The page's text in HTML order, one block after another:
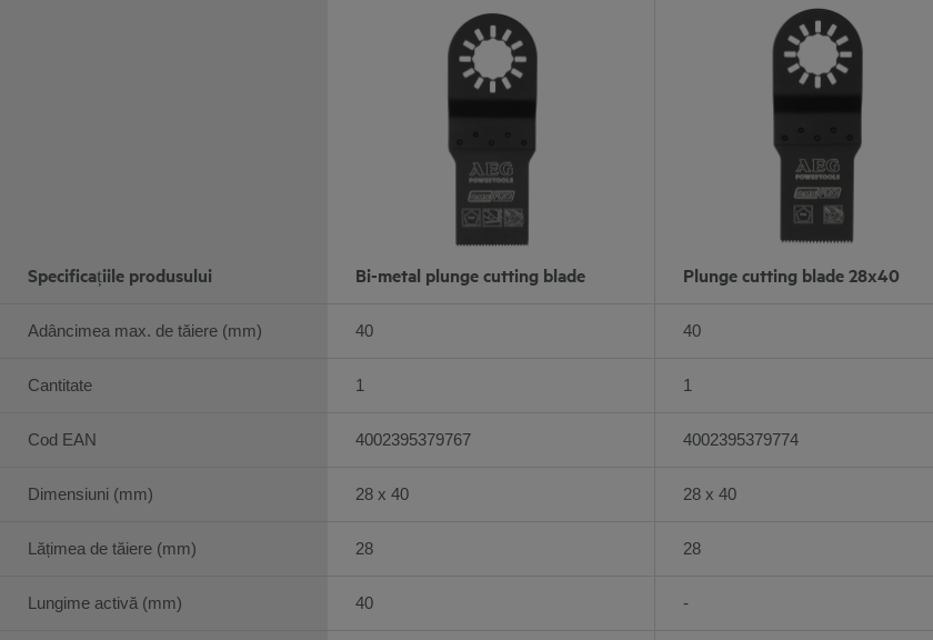
Specificațiile produsului
Adâncimea max. de tăiere (mm)
Cantitate
Cod EAN
Dimensiuni (mm)
Lățimea de tăiere (mm)
Lungime activă (mm)
Bi-metal plunge cutting blade
40
1
4002395379767
28 x 40
28
40
Plunge cutting blade 28x40
40
1
4002395379774
28 x 40
28
-